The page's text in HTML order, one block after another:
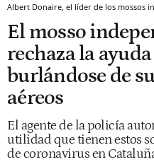
Albert Donaire, el líder de los mossos
El mosso
rechaza la
burlándose de
aéreos
El agente de la policía
utilidad que tienen estos
de coronavirus en